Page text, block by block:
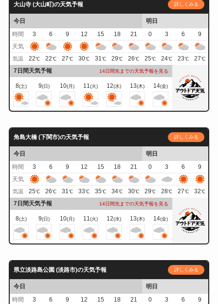
大山寺 (大山町)の天気予報 詳しくみる
今日
明日
時間
3 6 9 12 15 18 21 0 3 6
9
天気
気温 22℃ 22℃ 27℃ 30℃ 31℃ 29℃ 26℃ 25℃ 24℃ 23℃ 27℃
7日間天気予報 14日間先までの天気予報を見る
8(土) 9(日) 10(月) 11(火) 12(水) 13(木) 14(金)
角島大橋 (下関市)の天気予報 詳しくみる
今日
明日
時間
3 6 9 12 15 18 21 0 3 6
9
天気
気温 25℃ 26℃ 31℃ 33℃ 35℃ 34℃ 30℃ 29℃ 28℃ 27℃ 32℃
7日間天気予報 14日間先までの天気予報を見る
8(土) 9(日) 10(月) 11(火) 12(水) 13(木) 14(金)
県立淡路島公園 (淡路市)の天気予報 詳しくみる
今日
明日
時間
3 6 9 12 15 18 21 0 3 6 9